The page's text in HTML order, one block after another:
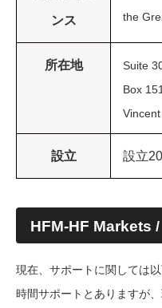
ンス
the
所在地
Suite
Box
設立 設立
HFM-HF Markets
現在、サポートに関しては
時間サポートとありますが